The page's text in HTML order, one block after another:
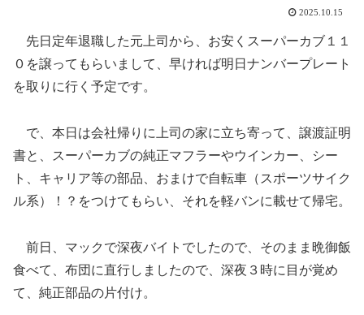
2025.10.15
先日定年退職した元上司から、お安くスーパーカブ１１
０を譲ってもらいまして、早ければ明日ナンバープレート
を取りに行く予定です。
で、本日は会社帰りに上司の家に立ち寄って、譲渡証明
書と、スーパーカブの純正マフラーやウインカー、シー
ト、キャリア等の部品、おまけで自転車（スポーツサイク
ル系）！？をつけてもらい、それを軽バンに載せて帰宅。
前日、マックで深夜バイトでしたので、そのまま晩御飯
食べて、布団に直行しましたので、深夜３時に目が覚め
て、純正部品の片付け。